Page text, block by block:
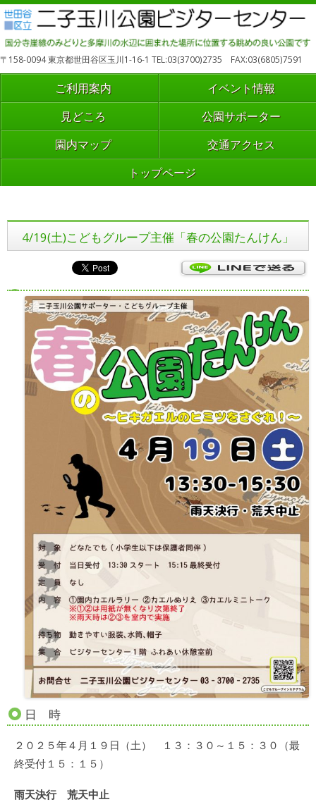
〒158-0094 東京都世田谷区玉川1-16-1 TEL:03(3700)2735 FAX:03(6805)7591
ご利用案内 イベント情報
見どころ 公園サポーター
園内マップ 交通アクセス
トップページ
4/19(土)こどもグループ主催「春の公園たんけん」
日 時
２０２５年４月１９日（土） １３：３０～１５：３０（最
終受付１５：１５）
雨天決行 荒天中止